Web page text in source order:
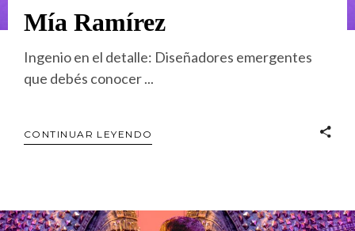
Mía Ramírez
Ingenio en el detalle: Diseñadores emergentes
que debés conocer
CONTINUAR LEYENDO